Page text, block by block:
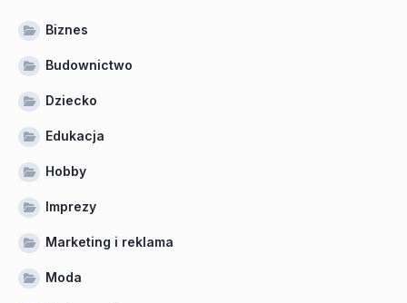
Biznes
Budownictwo
Dziecko
Edukacja
Hobby
Imprezy
Marketing i reklama
Moda